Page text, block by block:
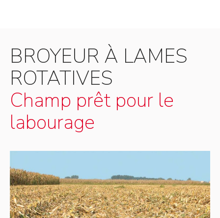
BROYEUR À LAMES
ROTATIVES
Champ prêt pour le
labourage